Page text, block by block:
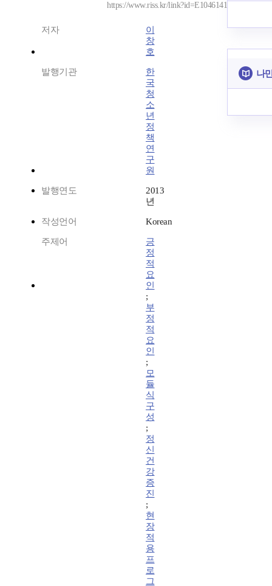
https://www.riss.kr/link?id=E1046141
저자
이
창
호
발행기관
한
국
청
소
년
정
책
연
구
원
발행연도
2013
년
작성언어 Korean
주제어
긍
정
적
요
인
;
부
정
적
요
인
;
모
듈
식
구
성
;
정
신
건
강
증
진
;
현
장
적
용
프
로
그
나